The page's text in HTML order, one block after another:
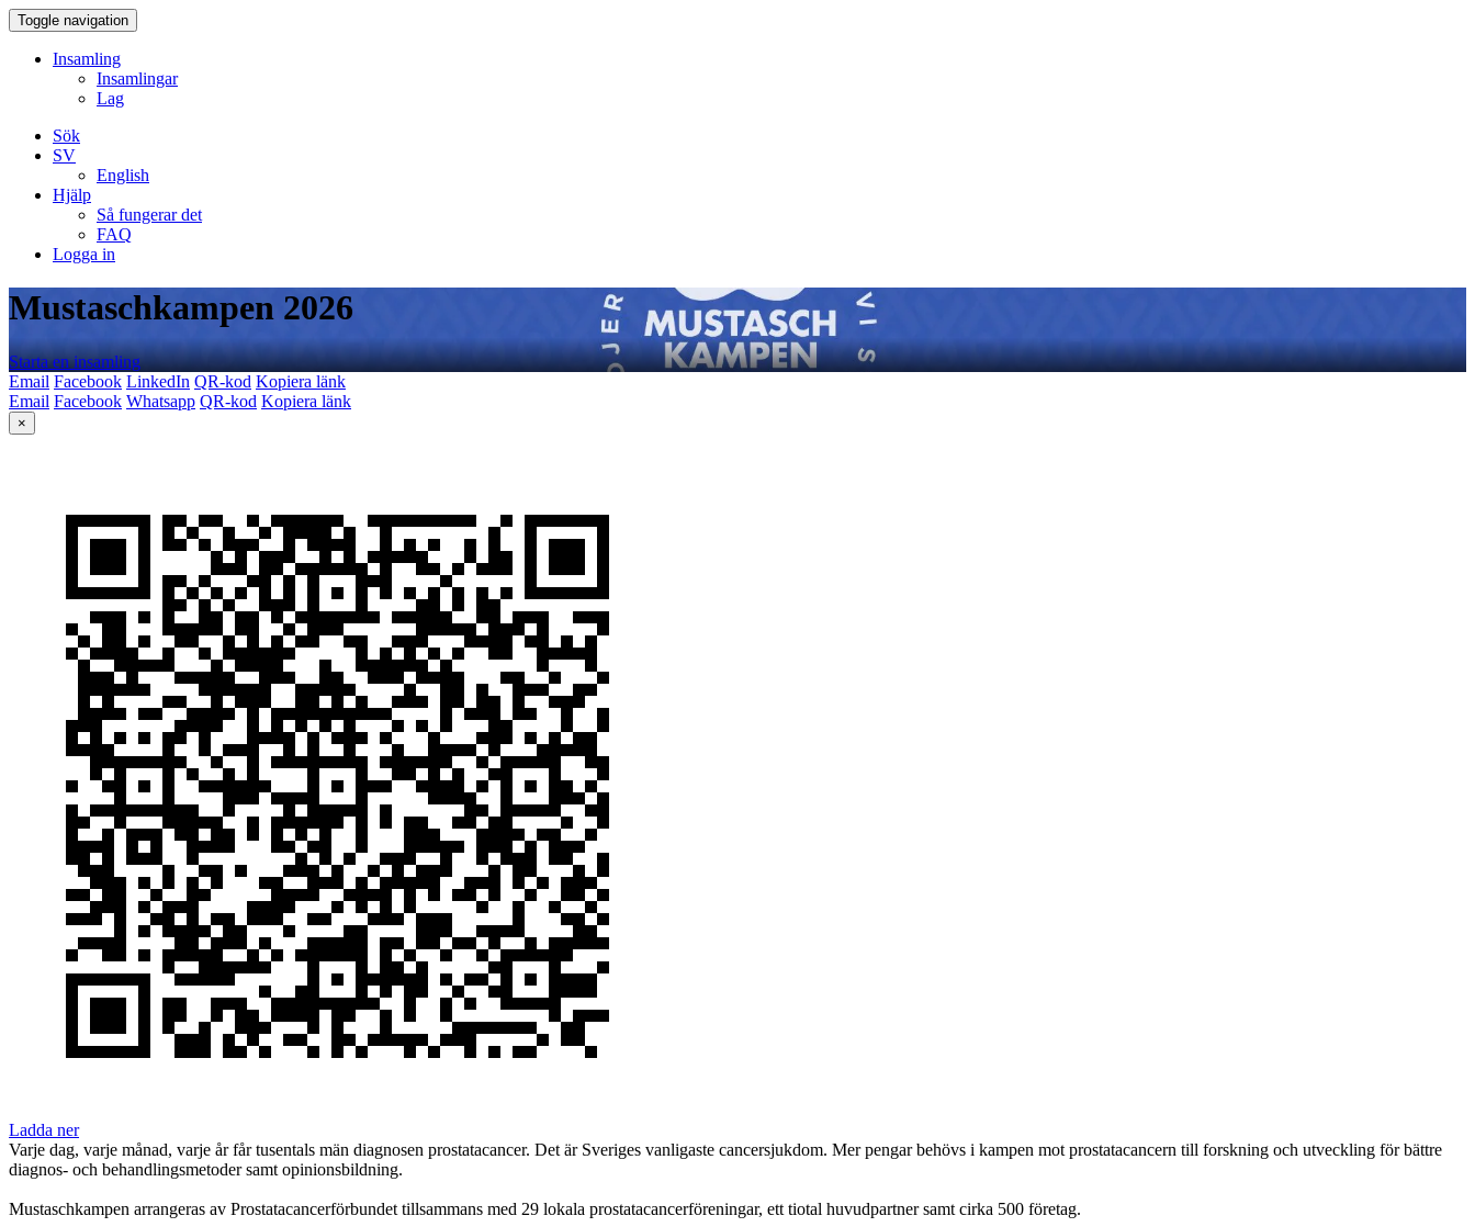
Toggle navigation
Insamling
Insamlingar
Lag
Sök
SV
English
Hjälp
Så fungerar det
FAQ
Logga in
Mustaschkampen 2026
Starta en insamling
Email Facebook LinkedIn QR-kod Kopiera länk
Email Facebook Whatsapp QR-kod Kopiera länk
×
Ladda ner
Varje dag, varje månad, varje år får tusentals män diagnosen prostatacancer. Det är Sveriges vanligaste cancersjukdom. Mer pengar behövs i kampen mot prostatacancern till forskning och utveckling för bättre
diagnos- och behandlingsmetoder samt opinionsbildning.
Mustaschkampen arrangeras av Prostatacancerförbundet tillsammans med 29 lokala prostatacancerföreningar, ett tiotal huvudpartner samt cirka 500 företag.